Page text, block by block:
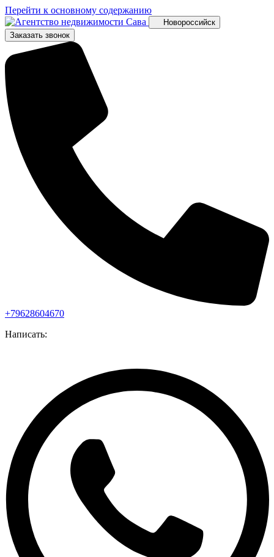
Перейти к основному содержанию
Новороссийск
Заказать звонок
+79628604670
Написать: